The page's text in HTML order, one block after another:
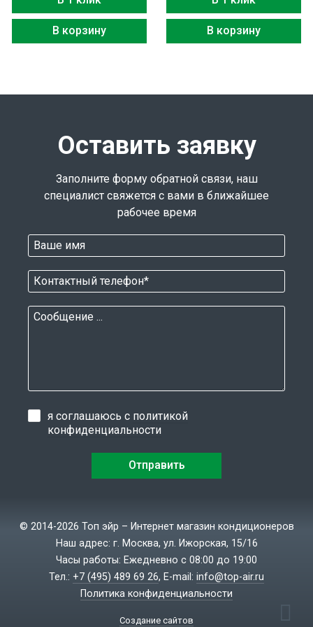
В корзину В корзину
Оставить заявку
Заполните форму обратной связи, наш
специалист свяжется с вами в ближайшее
рабочее время
я соглашаюсь с политикой
конфиденциальности
© 2014-2026 Топ эйр – Интернет магазин кондиционеров
Наш адрес: г. Москва, ул. Ижорская, 15/16
Часы работы: Ежедневно с 08:00 до 19:00
Тел.: +7 (495) 489 69 26, E-mail: info@top-air.ru
Политика конфиденциальности
Создание сайтов